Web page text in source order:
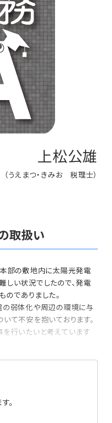
上松公雄
（うえまつ・きみお 税理士）
取扱い
部の敷地内に太陽光発電
い状況でしたので、発電
でありました。
の弱体化や周辺の環境に与
て不安を抱いております。
行いたいと考えています
。